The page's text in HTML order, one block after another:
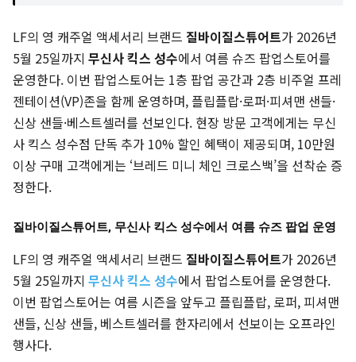
LF의 영 캐주얼 액세서리 브랜드 질바이질스튜어트가 2026년
5월 25일까지 무신사 킥스 성수에서 여름 슈즈 팝업스토어를
운영한다. 이번 팝업스토어는 1층 팝업 공간과 2층 비주얼 프레
젠테이션(VP)존을 함께 운영하며, 플립플랍·로퍼·피셔맨 샌들·
신상 샌들·베스트셀러를 선보인다. 현장 방문 고객에게는 무신
사 킥스 성수점 단독 추가 10% 할인 혜택이 제공되며, 10만원
이상 구매 고객에게는 ‘브레드 미니 체인 크로스백’을 선착순 증
정한다.
질바이질스튜어트, 무신사 킥스 성수에서 여름 슈즈 팝업 운영
LF의 영 캐주얼 액세서리 브랜드 질바이질스튜어트가 2026년
5월 25일까지 무신사 킥스 성수에서 팝업스토어를 운영한다.
이번 팝업스토어는 여름 시즌을 앞두고 플립플랍, 로퍼, 피셔맨
샌들, 신상 샌들, 베스트셀러를 한자리에서 선보이는 오프라인
행사다.